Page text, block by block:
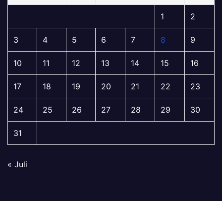
1 2
3 4 5 6 7 8 9
10 11 12 13 14 15 16
17 18 19 20 21 22 23
24 25 26 27 28 29 30
31
« Juli